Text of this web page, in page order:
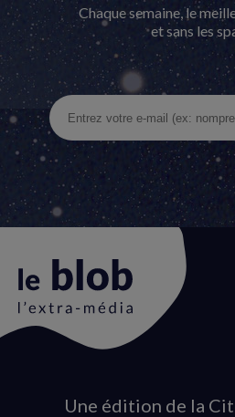
Chaque semaine, le
et sans les
Animation
Une édition de la